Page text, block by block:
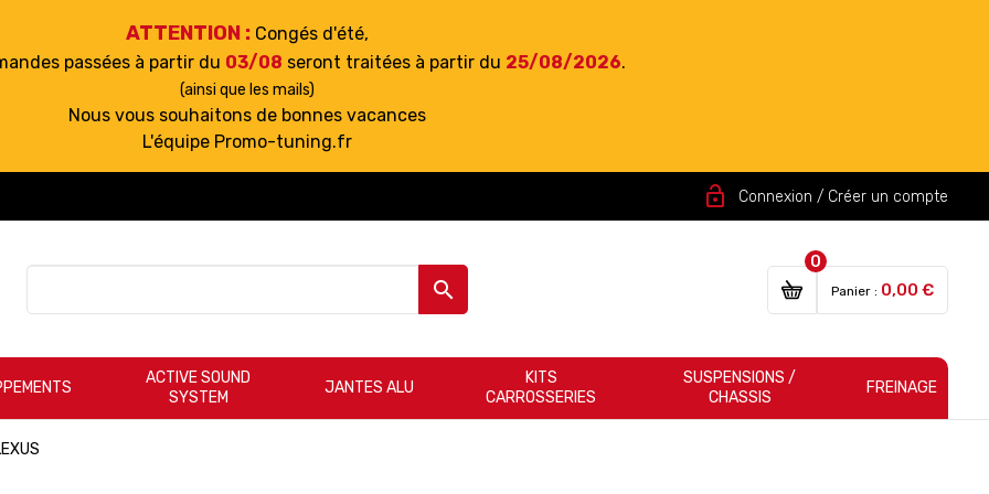
ATTENTION : Congés d'été,
passées à partir du 03/08 seront traitées à partir du 25/08/2026.
(ainsi que les mails)
Nous vous souhaitons de bonnes vacances
L'équipe Promo-tuning.fr
lock_open Connexion / Créer un compte

0
Panier : 0,00 €
ACTIVE SOUND
SYSTEM
JANTES ALU
KITS
CARROSSERIES
SUSPENSIONS /
CHASSIS
FREINAGE